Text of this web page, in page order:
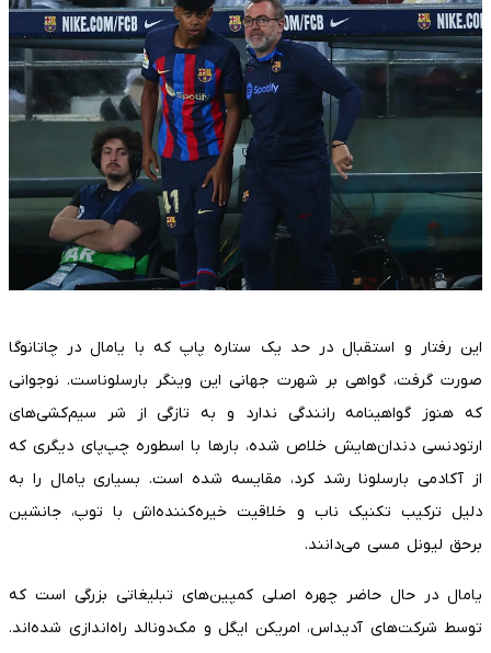
این رفتار و استقبال در حد یک ستاره پاپ که با یامال در چاتانوگا
صورت گرفت، گواهی بر شهرت جهانی این وینگر بارسلوناست. نوجوانی
که هنوز گواهینامه رانندگی ندارد و به تازگی از شر سیم‌کشی‌های
ارتودنسی دندان‌هایش خلاص شده، بارها با اسطوره چپ‌پای دیگری که
از آکادمی بارسلونا رشد کرد، مقایسه شده است. بسیاری یامال را به
دلیل ترکیب تکنیک ناب و خلاقیت خیره‌کننده‌اش با توپ، جانشین
برحق لیونل مسی می‌دانند.
یامال در حال حاضر چهره اصلی کمپین‌های تبلیغاتی بزرگی است که
توسط شرکت‌های آدیداس، امریکن ایگل و مک‌دونالد راه‌اندازی شده‌اند.